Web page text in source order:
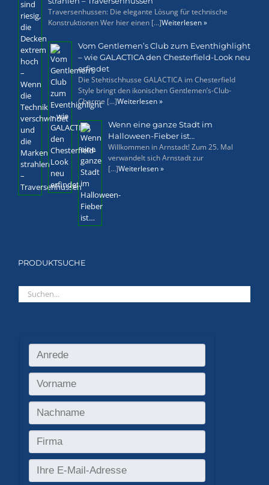
Traversenhussen: Die elegante Lösung für technische
Konstruktionen Wer hier einen [...]Weiterlesen »
Vom Gentlemen’s Club zum Eventhighlight
– wie GALACTICA den Chesterfield-Look neu
erfindet
Die Stehtischhusse GALACTICA im Chesterfield
Style bringt den ikonischen Gentlemen’s-Club-
Charme [...]Weiterlesen »
Wenn eine ganze Stadt im
Halloween-Fieber ist…
Willkommen in Arnstadt! Zum 25. Mal
verwandelt sich Arnstadt zur
[...]Weiterlesen »
PRODUKTSUCHE